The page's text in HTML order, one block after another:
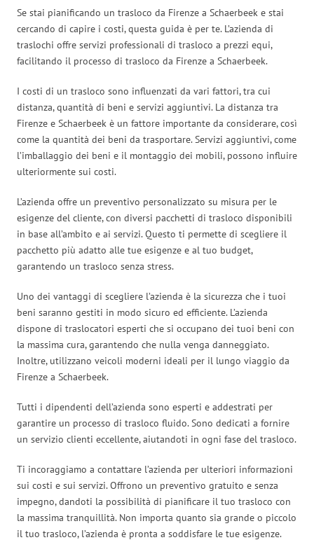
Se stai pianificando un trasloco da Firenze a Schaerbeek e stai
cercando di capire i costi, questa guida è per te. L’azienda di
traslochi offre servizi professionali di trasloco a prezzi equi,
facilitando il processo di trasloco da Firenze a Schaerbeek.
I costi di un trasloco sono influenzati da vari fattori, tra cui
distanza, quantità di beni e servizi aggiuntivi. La distanza tra
Firenze e Schaerbeek è un fattore importante da considerare, così
come la quantità dei beni da trasportare. Servizi aggiuntivi, come
l’imballaggio dei beni e il montaggio dei mobili, possono influire
ulteriormente sui costi.
L’azienda offre un preventivo personalizzato su misura per le
esigenze del cliente, con diversi pacchetti di trasloco disponibili
in base all’ambito e ai servizi. Questo ti permette di scegliere il
pacchetto più adatto alle tue esigenze e al tuo budget,
garantendo un trasloco senza stress.
Uno dei vantaggi di scegliere l’azienda è la sicurezza che i tuoi
beni saranno gestiti in modo sicuro ed efficiente. L’azienda
dispone di traslocatori esperti che si occupano dei tuoi beni con
la massima cura, garantendo che nulla venga danneggiato.
Inoltre, utilizzano veicoli moderni ideali per il lungo viaggio da
Firenze a Schaerbeek.
Tutti i dipendenti dell’azienda sono esperti e addestrati per
garantire un processo di trasloco fluido. Sono dedicati a fornire
un servizio clienti eccellente, aiutandoti in ogni fase del trasloco.
Ti incoraggiamo a contattare l’azienda per ulteriori informazioni
sui costi e sui servizi. Offrono un preventivo gratuito e senza
impegno, dandoti la possibilità di pianificare il tuo trasloco con
la massima tranquillità. Non importa quanto sia grande o piccolo
il tuo trasloco, l’azienda è pronta a soddisfare le tue esigenze.